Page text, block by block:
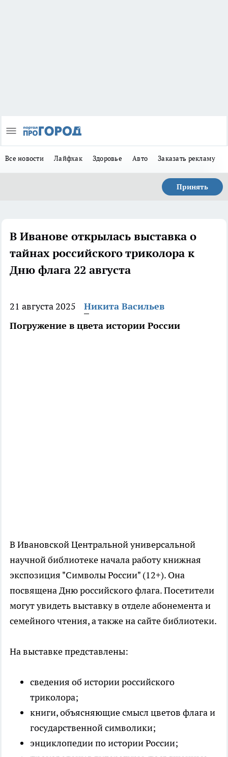
Все новости Лайфхак Здоровье Авто Заказать рекламу
Принять
В Иванове открылась выставка о
тайнах российского триколора к
Дню флага 22 августа
21 августа 2025
Никита Васильев
Погружение в цвета истории России
В Ивановской Центральной универсальной
научной библиотеке начала работу книжная
экспозиция "Символы России" (12+). Она
посвящена Дню российского флага. Посетители
могут увидеть выставку в отделе абонемента и
семейного чтения, а также на сайте библиотеки.
На выставке представлены:
сведения об истории российского
триколора;
книги, объясняющие смысл цветов флага и
государственной символики;
энциклопедии по истории России;